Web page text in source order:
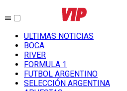
ULTIMAS NOTICIAS
BOCA
RIVER
FORMULA 1
FUTBOL ARGENTINO
SELECCIÓN ARGENTINA